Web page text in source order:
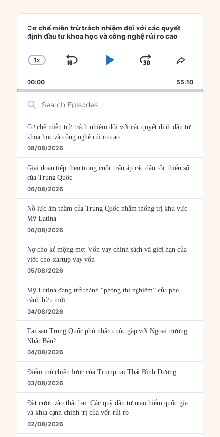
Audio
Player
Cơ chế miễn trừ trách nhiệm đối với các quyết
định đầu tư khoa học và công nghệ rủi ro cao
CHANGE
RATE
1X
SKIP
PLAYJUMP
FORWARD
SHARE
00:00 55:10
Search
Episodes
Cơ chế miễn trừ trách nhiệm đối với các quyết định đầu tư
khoa học và công nghệ rủi ro cao
08/08/2026
Giai đoạn tiếp theo trong cuộc trấn áp các dân tộc thiểu số
của Trung Quốc
06/08/2026
Nỗ lực âm thầm của Trung Quốc nhằm thống trị khu vực
Mỹ Latinh
06/08/2026
Nợ cho kẻ mộng mơ: Vốn vay chính sách và giới hạn của
việc cho startup vay vốn
05/08/2026
Mỹ Latinh đang trở thành “phòng thí nghiệm” của phe
cánh hữu mới
04/08/2026
Tại sao Trung Quốc phủ nhận cuộc gặp với Ngoại trưởng
Nhật Bản?
04/08/2026
Điểm mù chiến lược của Trump tại Thái Bình Dương
03/08/2026
Đặt cược vào thất bại: Các quỹ đầu tư mạo hiểm quốc gia
và khía cạnh chính trị của vốn rủi ro
02/08/2026